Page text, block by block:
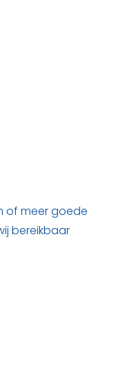
of meer goede
bereikbaar